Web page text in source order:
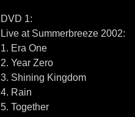
DVD 1:
Live at Summerbreeze 2002:
1. Era One
2. Year Zero
3. Shining Kingdom
4. Rain
5. Together